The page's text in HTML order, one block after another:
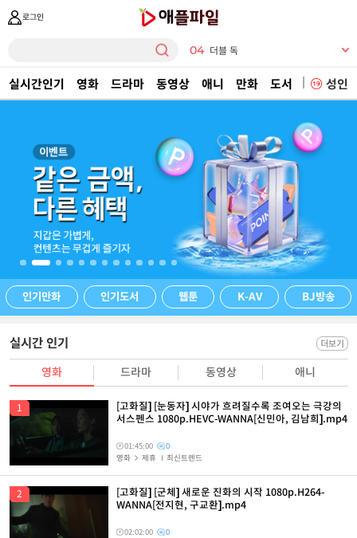
로그인
04 더블 독
08 왕이된여인
09 알바로
눈부
벌거벗은 세계사
02 일본 드라마
03 불후의 명곡
실시간인기 영화 드라마 동영상 애니 만화 도서 이미지성인
인기만화 인기도서 웹툰 K-AV BJ방송
실시간 인기
영화 드라마 동영상 애니
[고화질] [눈동자] 시야가 흐려질수록 조여오는 극강의
서스펜스 1080p.HEVC-WANNA[신민아, 김남희].mp4
01:45:00
0
영화
제휴 최신트렌드
[고화질] [군체] 새로운 진화의 시작 1080p.H264-
WANNA[전지현, 구교환].mp4
02:02:00
0